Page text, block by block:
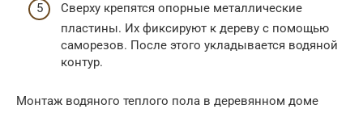
Сверху крепятся опорные металлические
пластины. Их фиксируют к дереву с помощью
саморезов. После этого укладывается водяной
контур.
Монтаж водяного теплого пола в деревянном доме